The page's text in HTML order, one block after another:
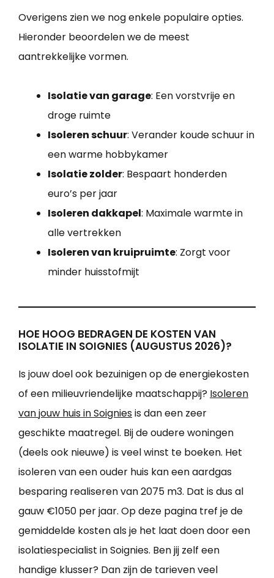
Overigens zien we nog enkele populaire opties.
Hieronder beoordelen we de meest
aantrekkelijke vormen.
Isolatie van garage: Een vorstvrije en
droge ruimte
Isoleren schuur: Verander koude schuur in
een warme hobbykamer
Isolatie zolder: Bespaart honderden
euro’s per jaar
Isoleren dakkapel: Maximale warmte in
alle vertrekken
Isoleren van kruipruimte: Zorgt voor
minder huisstofmijt
HOE HOOG BEDRAGEN DE KOSTEN VAN
ISOLATIE IN SOIGNIES (AUGUSTUS 2026)?
Is jouw doel ook bezuinigen op de energiekosten
of een milieuvriendelijke maatschappij? Isoleren
van jouw huis in Soigniesis dan een zeer
geschikte maatregel. Bij de oudere woningen
(deels ook nieuwe) is veel winst te boeken. Het
isoleren van een ouder huis kan een aardgas
besparing realiseren van 2075 m3. Dat is dus al
gauw €1050 per jaar. Op deze pagina tref je de
gemiddelde kosten als je het laat doen door een
isolatiespecialist in Soignies. Ben jij zelf een
handige klusser? Dan zijn de tarieven veel